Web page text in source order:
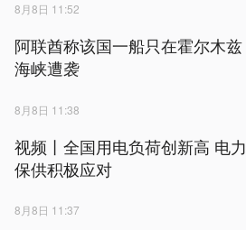
8月8日 11:52
阿联酋称该国一船只在霍尔木兹
海峡遭袭
8月8日 11:38
视频丨全国用电负荷创新高 电力
保供积极应对
8月8日 11:37